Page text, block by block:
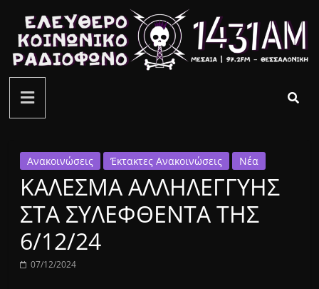
περιεχόμενο
ελεύθερο
κοινωνικό
ραδιόφωνο
1431AM
Ανακοινώσεις Έκτακτες Ανακοινώσεις Νέα
ΚΑΛΕΣΜΑ ΑΛΛΗΛΕΓΓΥΗΣ
ΣΤΑ ΣΥΛΕΦΘΕΝΤΑ ΤΗΣ
6/12/24
07/12/2024